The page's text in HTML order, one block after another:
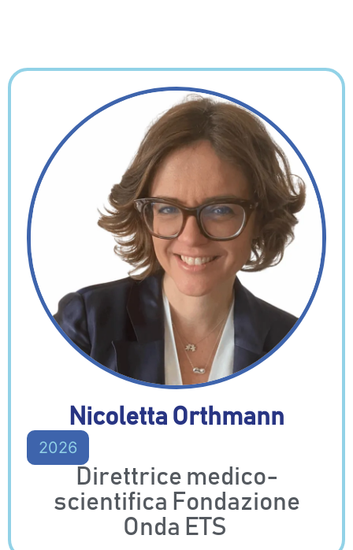
Nicoletta Orthmann
2026
Direttrice medico-
scientifica Fondazione
Onda ETS